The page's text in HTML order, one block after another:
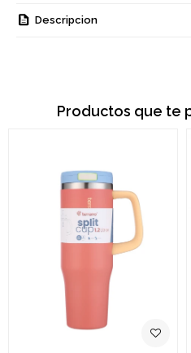
Descripcion
Productos que te